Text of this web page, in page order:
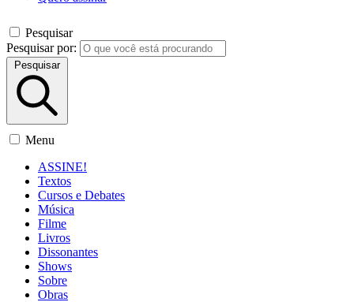
Pesquisar
Pesquisar por:
Pesquisar
Menu
ASSINE!
Textos
Cursos e Debates
Música
Filme
Livros
Dissonantes
Shows
Sobre
Obras